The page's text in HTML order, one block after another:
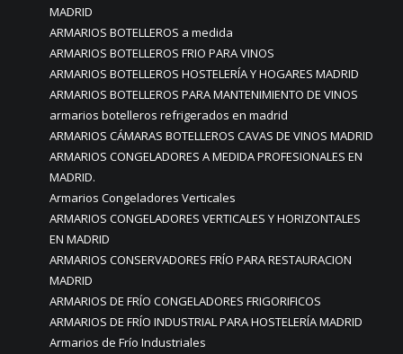
MADRID
ARMARIOS BOTELLEROS a medida
ARMARIOS BOTELLEROS FRIO PARA VINOS
ARMARIOS BOTELLEROS HOSTELERÍA Y HOGARES MADRID
ARMARIOS BOTELLEROS PARA MANTENIMIENTO DE VINOS
armarios botelleros refrigerados en madrid
ARMARIOS CÁMARAS BOTELLEROS CAVAS DE VINOS MADRID
ARMARIOS CONGELADORES A MEDIDA PROFESIONALES EN
MADRID.
Armarios Congeladores Verticales
ARMARIOS CONGELADORES VERTICALES Y HORIZONTALES
EN MADRID
ARMARIOS CONSERVADORES FRÍO PARA RESTAURACION
MADRID
ARMARIOS DE FRÍO CONGELADORES FRIGORIFICOS
ARMARIOS DE FRÍO INDUSTRIAL PARA HOSTELERÍA MADRID
Armarios de Frío Industriales